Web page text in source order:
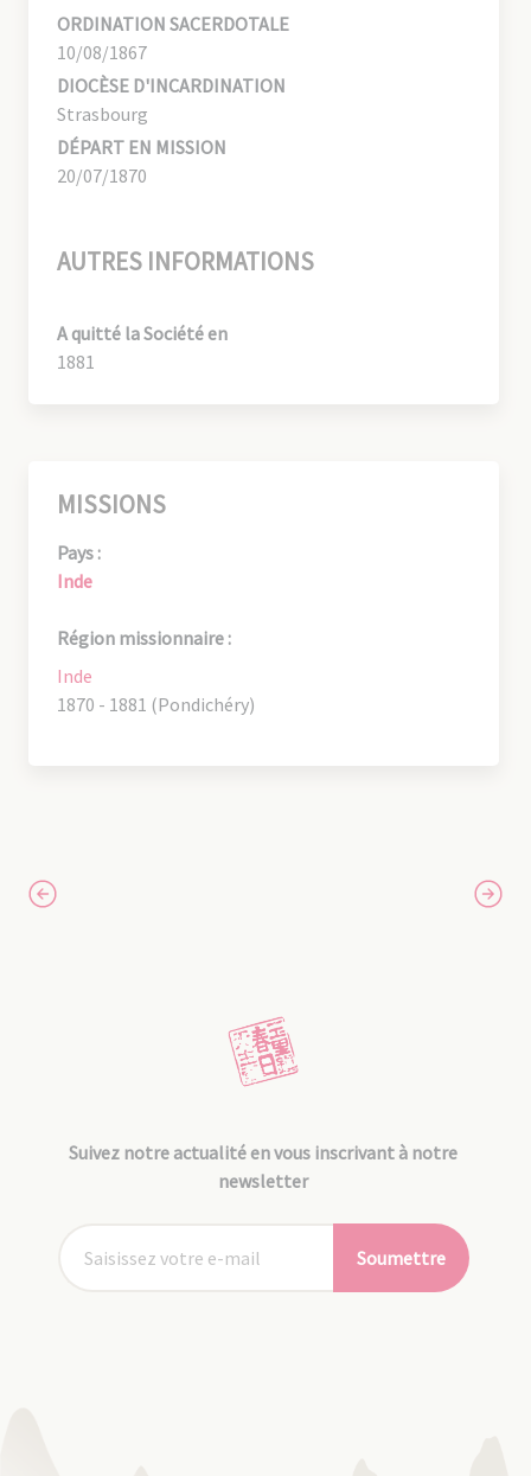
ORDINATION SACERDOTALE
10/08/1867
DIOCÈSE D'INCARDINATION
Strasbourg
DÉPART EN MISSION
20/07/1870
AUTRES INFORMATIONS
A quitté la Société en
1881
MISSIONS
Pays :
Inde
Région missionnaire :
Inde
1870 - 1881 (Pondichéry)
Suivez notre actualité en vous inscrivant à notre
newsletter
Soumettre